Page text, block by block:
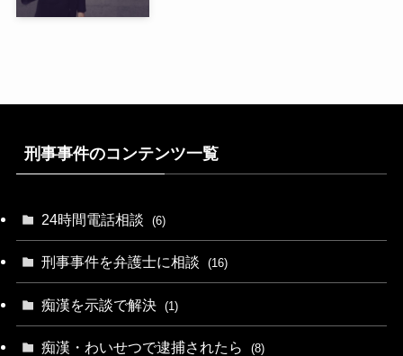
刑事事件のコンテンツ一覧
24時間電話相談 (6)
刑事事件を弁護士に相談 (16)
痴漢を示談で解決 (1)
痴漢・わいせつで逮捕されたら (8)